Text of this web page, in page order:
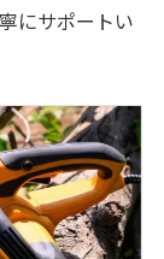
にサポートい